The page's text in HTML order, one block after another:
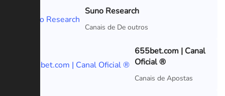
Suno Research
Canais de De outros
655bet.com | Canal
Oficial ®
Canais de Apostas